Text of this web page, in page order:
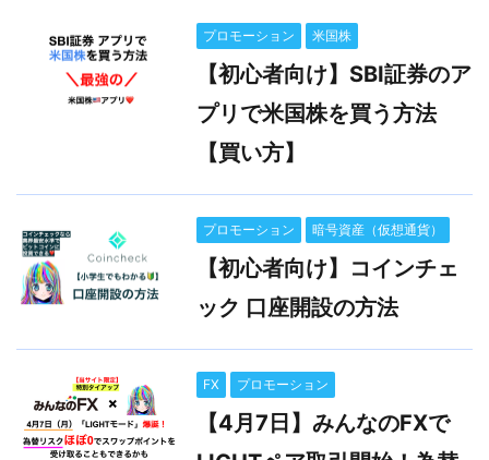
プロモーション 米国株
【初心者向け】SBI証券のア
プリで米国株を買う方法
【買い方】
プロモーション 暗号資産（仮想通貨）
【初心者向け】コインチェ
ック 口座開設の方法
FX プロモーション
【4月7日】みんなのFXで